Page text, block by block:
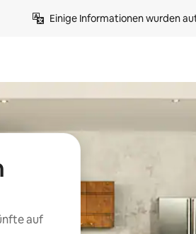
Einige Informationen wurden
auf